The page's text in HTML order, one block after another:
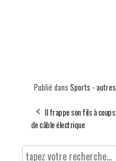
Publié dans Sports - autres
Il frappe son fils à coups
de câble électrique